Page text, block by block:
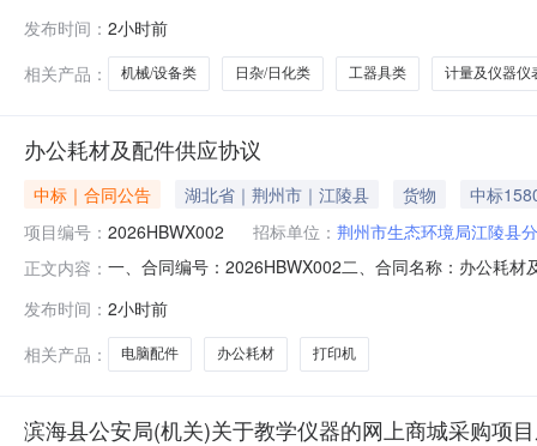
本项目进行采购，欢迎合格的供应商报名参加。2.项目
应商
发布时间： 2小时前
相关产品：
机械/设备类 日杂/日化类 工器具类 计量及仪器仪
办公耗材及配件供应协议
中标｜合同公告 湖北省｜荆州市｜江陵县 货物
中标
项目编号： 2026HBWX002 招标单位： 荆州市生态环境局江陵县
正文内容： 一、合同编号：2026HBWX002二、合同名称：办公耗
的名称：办公设备打印机采购规格型号（或服务要求）
发布时间： 2小时前
相关产品：
电脑配件 办公耗材 打印机
滨海县公安局(机关)关于教学仪器的网上商城采购项